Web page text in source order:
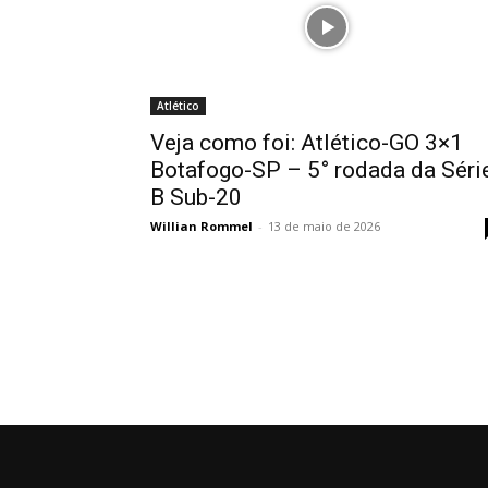
Atlético
Veja como foi: Atlético-GO 3×1
Botafogo-SP – 5° rodada da
B Sub-20
Willian Rommel - 13 de maio de 2026